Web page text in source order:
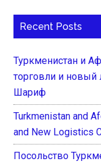
Recent Posts
Туркменистан и
торговли и новый
Шариф
Turkmenistan and
and New Logistics
Посольство